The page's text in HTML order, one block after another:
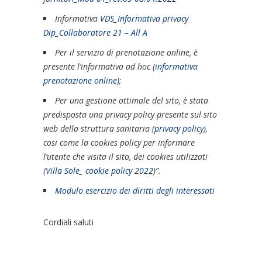
Informativa VDS_Informativa privacy
Dip_Collaboratore 21 – All A
Per il servizio di prenotazione online, è
presente l’informativa ad hoc (informativa
prenotazione online);
Per una gestione ottimale del sito, è stata
predisposta una privacy policy presente sul sito
web della struttura sanitaria (privacy policy),
cosi come la cookies policy per informare
l’utente che visita il sito, dei cookies utilizzati
(Villa Sole_ cookie policy 2022)”.
Modulo esercizio dei diritti degli interessati
Cordiali saluti